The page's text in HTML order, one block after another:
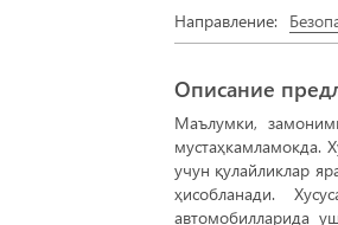
Направление:
Описание
Маълумки,
мустаҳкамламокда.
учун қулайликлар
ҳисобланади.
автомобилларида